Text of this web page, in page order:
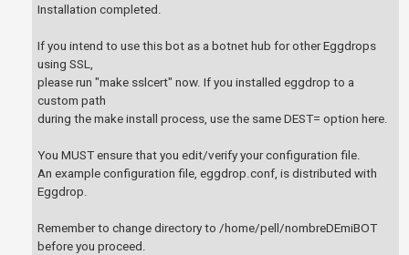
Installation completed.
If you intend to use this bot as a botnet hub for other Eggdrops
using SSL,
please run "make sslcert" now. If you installed eggdrop to a
custom path
during the make install process, use the same DEST= option here.
You MUST ensure that you edit/verify your configuration file.
An example configuration file, eggdrop.conf, is distributed with
Eggdrop.
Remember to change directory to /home/pell/nombreDEmiBOT
before you proceed.